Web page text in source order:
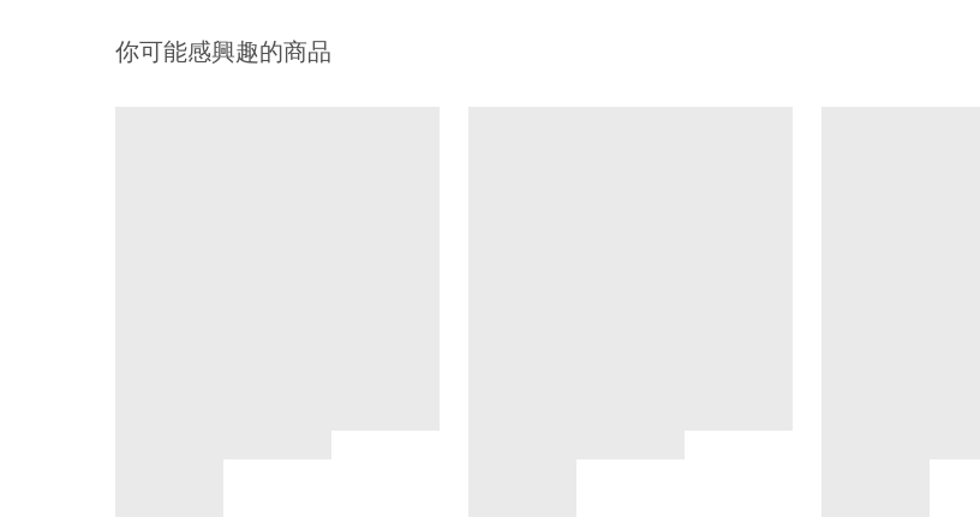
你可能感興趣的商品